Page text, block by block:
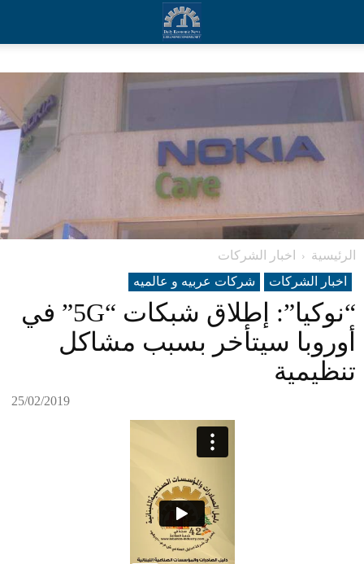
الرئيسية
اخبار الشركات
اخبار الشركات
شرکات عربیه و عالمیه
“نوكيا”: إطلاق شبكات “5G” في
أوروبا سيتأخر بسبب مشاكل
تنظيمية
25/02/2019